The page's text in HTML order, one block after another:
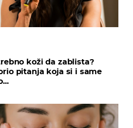
koži da zablista?
pitanja koja si i same